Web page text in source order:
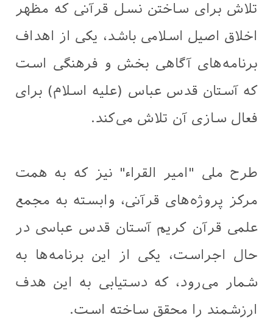
تلاش برای ساختن نسل قرآنی که مظهر
اخلاق اصیل اسلامی باشد، یکی از اهداف
برنامه‌های آگاهی بخش و فرهنگی است
که آستان قدس عباس (علیه اسلام) برای
فعال سازی آن تلاش می‌کند.
طرح ملی "امیر القراء" نیز که به همت
مرکز پروژه‌های قرآنی، وابسته به مجمع
علمی قرآن کریم آستان قدس عباسی در
حال اجراست، یکی از این برنامه‌ها به
شمار می‌رود، که دستیابی به این هدف
ارزشمند را محقق ساخته است.